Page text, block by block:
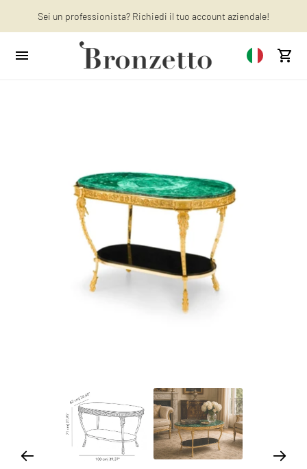
Vuoi saperne di più? Scopri : gli ultimi articoli sul nostro blog!
Sei un professionista? Richiedi il tuo account aziendale!